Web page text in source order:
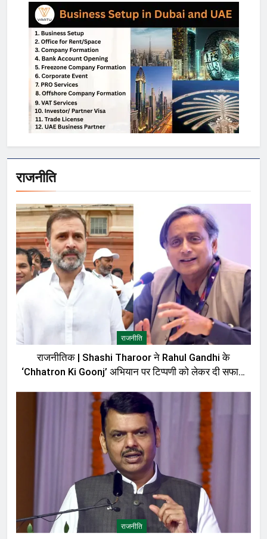
राजनीति
राजनीति
राजनीतिक | Shashi Tharoor ने Rahul Gandhi के
‘Chhatron Ki Goonj’ अभियान पर टिप्पणी को लेकर दी सफाई,
राजनीति